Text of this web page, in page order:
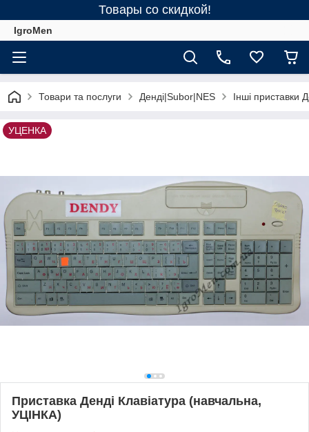
Товары со скидкой!
IgroMen
Товари та послуги Денді|Subor|NES Інші приставки
УЦЕНКА
Приставка Денді Клавіатура (навчальна,
УЦІНКА)